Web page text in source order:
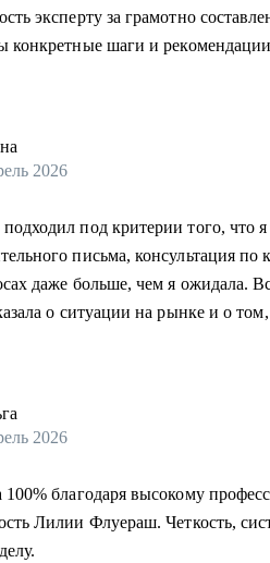
эксперту за грамотно
конкретные шаги и
2026
под критерии того, что
письма, консультация
даже больше, чем я ожидала.
о ситуации на рынке и о
2026
100% благодаря высокому
Лилии Флуераш. Четкость,